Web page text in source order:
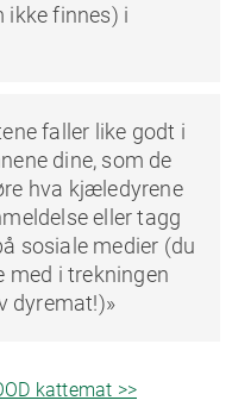
ikke finnes) i
faller like godt i
dine, som de
hva kjæledyrene
eller tagg
sosiale medier (du
med i trekningen
dyremat!)»
kattemat >>